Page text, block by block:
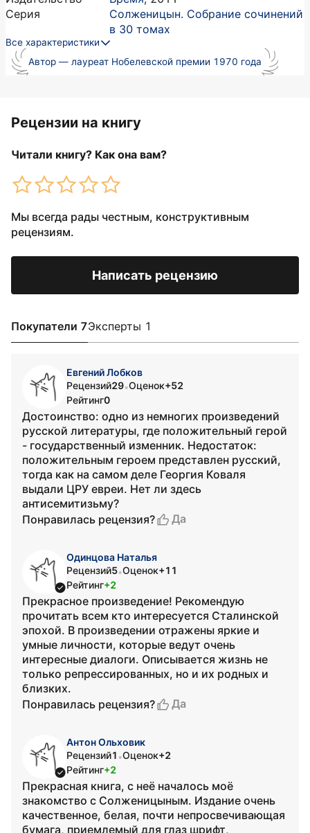
Серия
Солженицын. Собрание сочинений
в 30 томах
Все характеристики
Автор — лауреат Нобелевской премии 1970 года
Рецензии на книгу
Читали книгу? Как она вам?
Мы всегда рады честным, конструктивным
рецензиям.
Написать рецензию
Покупатели 7Эксперты 1
Евгений Лобков
Рецензий29•Оценок+52
Рейтинг0
Достоинство: одно из немногих произведений
русской литературы, где положительный герой
- государственный изменник. Недостаток:
положительным героем представлен русский,
тогда как на самом деле Георгия Коваля
выдали ЦРУ евреи. Нет ли здесь
антисемитизьму?
Понравилась рецензия?
Да
Одинцова Наталья
Рецензий5•Оценок+11
Рейтинг+2
Прекрасное произведение! Рекомендую
прочитать всем кто интересуется Сталинской
эпохой. В произведении отражены яркие и
умные личности, которые ведут очень
интересные диалоги. Описывается жизнь не
только репрессированных, но и их родных и
близких.
Понравилась рецензия?
Да
Антон Ольховик
Рецензий1 •Оценок+2
Рейтинг+2
Прекрасная книга, с неё началось моё
знакомство с Солженицыным. Издание очень
качественное, белая, почти непросвечивающая
бумага, приемлемый для глаз шрифт,